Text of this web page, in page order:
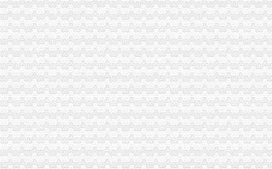
【长春孟家税务登记|税务登记证办理|代理税务登记】-长春赶集网
【湘西】泸溪地税开展税务登记证行动_税务频道_红网
杨公桥办税务登记证
重庆燃气2016年半年度报告
环保督察工作专题-东至县网站
【办税务登记证办理组织机构代码办理刻章营业执照正副本变更】价格
【重庆杨公桥工商注册|工商注册代理|工商注册代办】-重庆赶集网
没有办理税务登记证需要进行所得税年度汇算清缴吗-实务综合-学会
西永办税务登记证
2017年南怎么样注册公司流程及费用
疑惑,办理税务登记证局部收费？？【聊城吧】_百度贴吧
纳税人办理税务登记证后,如发生（）时,应当办理注销税务登记。
未办理税务登记证的纳税人是否可以领购发票？_资料网